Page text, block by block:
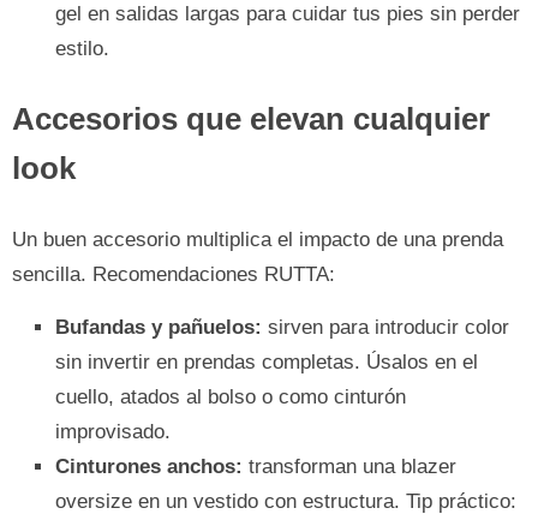
gel en salidas largas para cuidar tus pies sin perder
estilo.
Accesorios que elevan cualquier
look
Un buen accesorio multiplica el impacto de una prenda
sencilla. Recomendaciones RUTTA:
Bufandas y pañuelos: sirven para introducir color
sin invertir en prendas completas. Úsalos en el
cuello, atados al bolso o como cinturón
improvisado.
Cinturones anchos: transforman una blazer
oversize en un vestido con estructura. Tip práctico: